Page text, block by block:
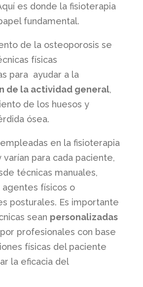
es donde la fisioterapia
fundamental.
de la osteoporosis se
físicas
para ayudar a la
de la actividad general,
de los huesos y
ósea.
en la fisioterapia
varían para cada paciente,
técnicas manuales,
agentes físicos o
posturales. Es importante
sean personalizadas
profesionales con base
físicas del paciente
la eficacia del